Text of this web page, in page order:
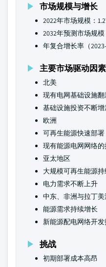
市场规模与增长
2022年市场规模：
2032年预测市场规
年复合增长率（
主要市场驱动因素
北美
现有电网基础设施
基础设施投资不断增
欧洲
可再生能源快速部署
现有能源电网网络
亚太地区
大规模可再生能源
电力需求不断上升
中东、非洲与拉丁美
能源需求持续增长
新能源配电网络开
挑战
初期部署成本高昂